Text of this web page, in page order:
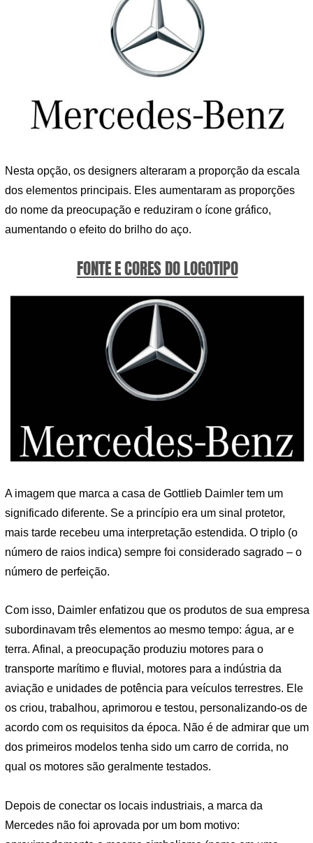
Nesta opção, os designers alteraram a proporção da escala
dos elementos principais. Eles aumentaram as proporções
do nome da preocupação e reduziram o ícone gráfico,
aumentando o efeito do brilho do aço.
FONTE E CORES DO LOGOTIPO
A imagem que marca a casa de Gottlieb Daimler tem um
significado diferente. Se a princípio era um sinal protetor,
mais tarde recebeu uma interpretação estendida. O triplo (o
número de raios indica) sempre foi considerado sagrado – o
número de perfeição.
Com isso, Daimler enfatizou que os produtos de sua empresa
subordinavam três elementos ao mesmo tempo: água, ar e
terra. Afinal, a preocupação produziu motores para o
transporte marítimo e fluvial, motores para a indústria da
aviação e unidades de potência para veículos terrestres. Ele
os criou, trabalhou, aprimorou e testou, personalizando-os de
acordo com os requisitos da época. Não é de admirar que um
dos primeiros modelos tenha sido um carro de corrida, no
qual os motores são geralmente testados.
Depois de conectar os locais industriais, a marca da
Mercedes não foi aprovada por um bom motivo: